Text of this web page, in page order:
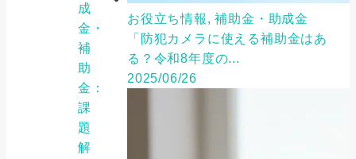
成
金・
補
助
金：
課
題
解
お役立ち情報, 補助金・助成金
「防犯カメラに使える補助金はあ
る？令和8年度の...
2025/06/26